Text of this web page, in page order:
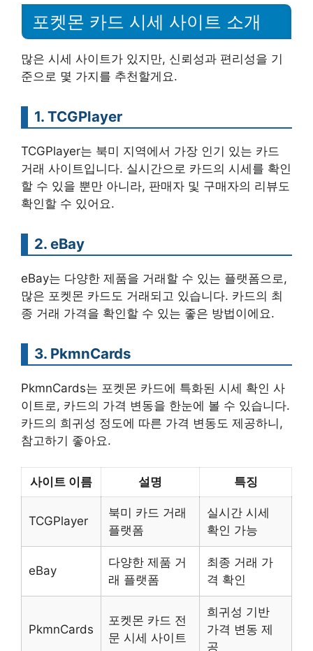
포켓몬 카드 시세 사이트 소개
많은 시세 사이트가 있지만, 신뢰성과 편리성을 기
준으로 몇 가지를 추천할게요.
1. TCGPlayer
TCGPlayer는 북미 지역에서 가장 인기 있는 카드
거래 사이트입니다. 실시간으로 카드의 시세를 확인
할 수 있을 뿐만 아니라, 판매자 및 구매자의 리뷰도
확인할 수 있어요.
2. eBay
eBay는 다양한 제품을 거래할 수 있는 플랫폼으로,
많은 포켓몬 카드도 거래되고 있습니다. 카드의 최
종 거래 가격을 확인할 수 있는 좋은 방법이에요.
3. PkmnCards
PkmnCards는 포켓몬 카드에 특화된 시세 확인 사
이트로, 카드의 가격 변동을 한눈에 볼 수 있습니다.
카드의 희귀성 정도에 따른 가격 변동도 제공하니,
참고하기 좋아요.
사이트 이름 설명 특징
TCGPlayer
북미 카드 거래
플랫폼
실시간 시세
확인 가능
eBay
다양한 제품 거
래 플랫폼
최종 거래 가
격 확인
PkmnCards
포켓몬 카드 전
문 시세 사이트
희귀성 기반
가격 변동 제
공